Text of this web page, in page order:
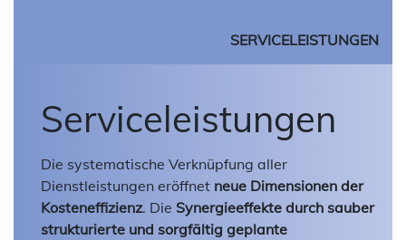
SERVICELEISTUNGEN
Serviceleistungen
Die systematische Verknüpfung aller
Dienstleistungen eröffnet neue Dimensionen der
Kosteneffizienz. Die Synergieeffekte durch sauber
strukturierte und sorgfältig geplante